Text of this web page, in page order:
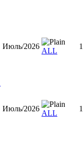
Июль/2026
ALL
1
Июль/2026
ALL
1